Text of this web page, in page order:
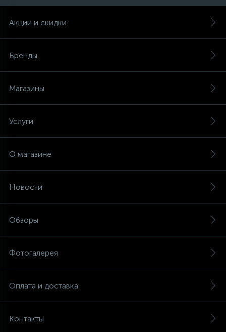
Акции и скидки
Бренды
Магазины
Услуги
О магазине
Новости
Обзоры
Фотогалерея
Оплата и доставка
Контакты